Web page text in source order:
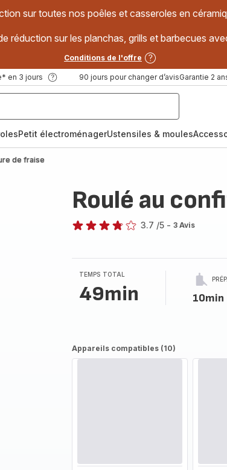
sur toutes nos poêles et casseroles en
réduction sur les planchas, grills et barbecues
Conditions de l'offre
en 3 jours 90 jours pour changer d’avisGarantie 2
Petit électroménagerUstensiles & moules
de fraise
Roulé au
3.7 /5 - 3 Avis
TEMPS TOTAL
49min 10min
Appareils compatibles (10)